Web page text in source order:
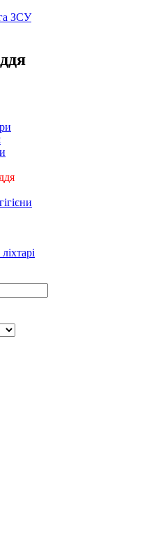
ЗСУ